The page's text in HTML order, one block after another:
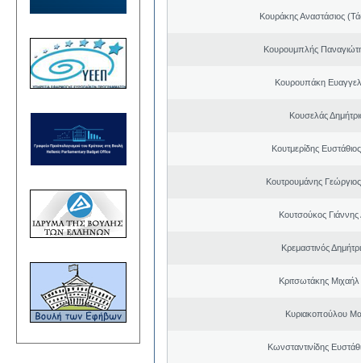
Κουράκης Αναστάσιος
Κουρουμπλής
Κουρουπάκη
Κουσελάς
Κουτμερίδης
Κουτρουμάνης
Κουτσούκος Γιάννης
Κρεμαστινός
Κριτσωτάκης
Κυριακοπούλου
Κωνσταντινίδης